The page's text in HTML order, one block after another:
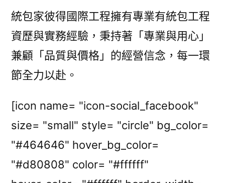
統包家彼得國際工程擁有專業有統包工程
資歷與實務經驗，秉持著「專業與用心」
兼顧「品質與價格」的經營信念，每一環
節全力以赴。
[icon name= "icon-social_facebook"
size= "small" style= "circle" bg_color=
"#464646" hover_bg_color=
"#d80808" color= "#ffffff"